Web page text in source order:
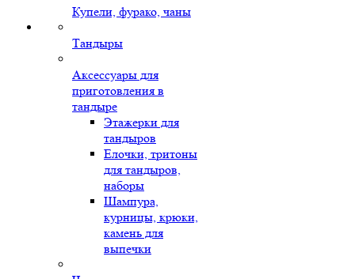
Купели, фурако, чаны
Тандыры
Аксессуары для
приготовления в
тандыре
Этажерки для
тандыров
Елочки, тритоны
для тандыров,
наборы
Шампура,
курницы, крюки,
камень для
выпечки